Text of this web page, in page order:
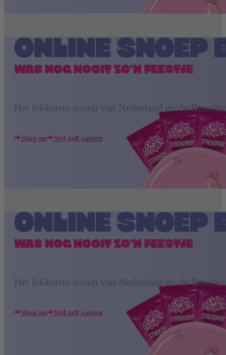
ONLINE SNOEP
WAS NOG NOOIT ZO’N FEESTJE
Het lekkerste snoep van Nederland en de
Shop nu Stel zelf samen
ONLINE SNOEP
WAS NOG NOOIT ZO’N FEESTJE
Het lekkerste snoep van Nederland en de
Shop nu Stel zelf samen